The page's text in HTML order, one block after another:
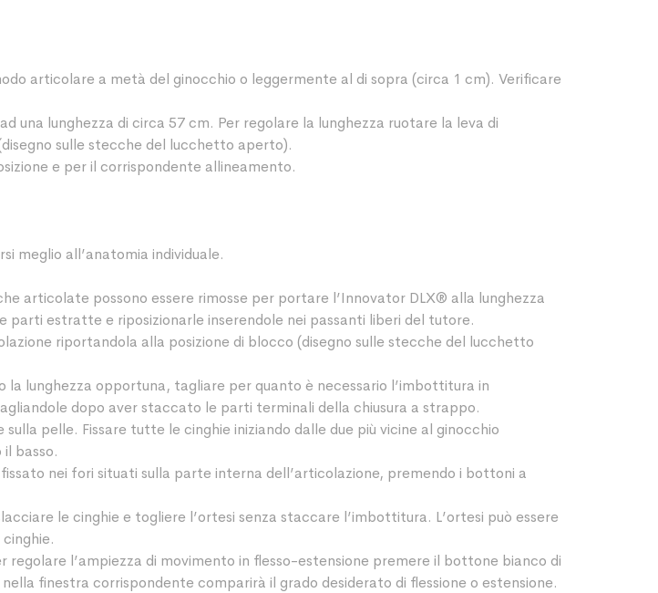
articolare a metà del ginocchio o leggermente al di sopra (circa 1 cm). Verificare
una lunghezza di circa 57 cm. Per regolare la lunghezza ruotare la leva di
sulle stecche del lucchetto aperto).
e per il corrispondente allineamento.
meglio all’anatomia individuale.
articolate possono essere rimosse per portare l’Innovator DLX® alla lunghezza
estratte e riposizionarle inserendole nei passanti liberi del tutore.
riportandola alla posizione di blocco (disegno sulle stecche del lucchetto
lunghezza opportuna, tagliare per quanto è necessario l’imbottitura in
dopo aver staccato le parti terminali della chiusura a strappo.
pelle. Fissare tutte le cinghie iniziando dalle due più vicine al ginocchio
basso.
nei fori situati sulla parte interna dell’articolazione, premendo i bottoni a
le cinghie e togliere l’ortesi senza staccare l’imbottitura. L’ortesi può essere
l’ampiezza di movimento in flesso-estensione premere il bottone bianco di
finestra corrispondente comparirà il grado desiderato di flessione o estensione.